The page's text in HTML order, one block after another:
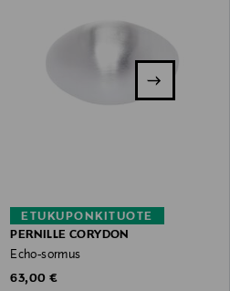
ETUKUPONKITUOTE
PERNILLE CORYDON
Echo-sormus
Original Price
63,00 €